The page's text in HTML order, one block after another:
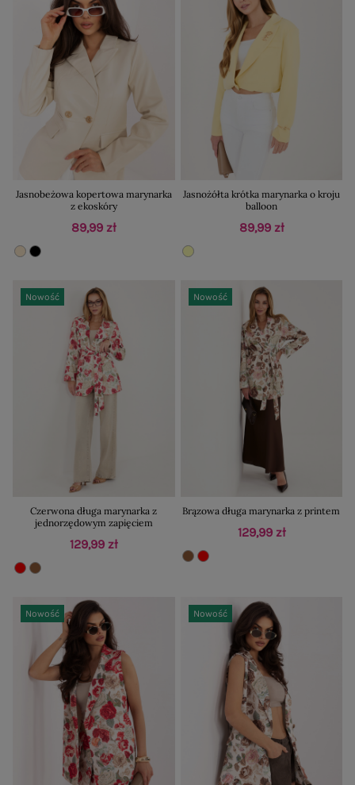
Jasnobeżowa kopertowa marynarka
z ekoskóry
89,99 zł
Jasnożółta krótka marynarka o kroju
balloon
89,99 zł
Nowość
Czerwona długa marynarka z
jednorzędowym zapięciem
129,99 zł
Nowość
Brązowa długa marynarka z printem
129,99 zł
Nowość Nowość